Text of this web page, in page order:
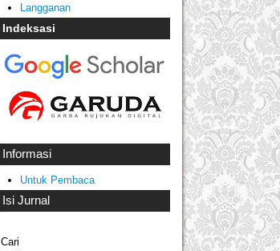
Langganan
Indeksasi
Informasi
Untuk Pembaca
Isi Jurnal
Cari